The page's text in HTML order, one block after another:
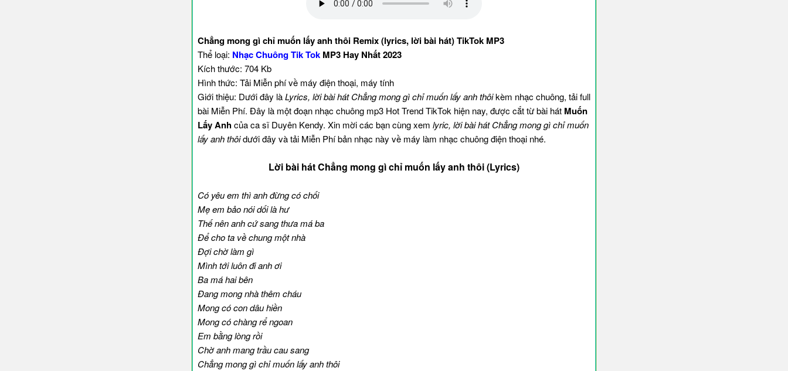
Chẳng mong gì chỉ muốn lấy anh thôi Remix (lyrics, lời bài hát) TikTok MP3
Thể loại: Nhạc Chuông Tik Tok MP3 Hay Nhất 2023
Kích thước: 704 Kb
Hình thức: Tải Miễn phí về máy điện thoại, máy tính
Giới thiệu: Dưới đây làLyrics, lời bài hát Chẳng mong gì chỉ muốn lấy anh thôikèm nhạc chuông, tải full
bài Miễn Phí. Đây là một đoạn nhạc chuông mp3 Hot Trend TikTok hiện nay, được cắt từ bài hát Muốn
Lấy Anhcủa ca sĩ Duyên Kendy. Xin mời các bạn cùng xem lyric, lời bài hát Chẳng mong gì chỉ muốn
lấy anh thôidưới đây và tải Miễn Phí bản nhạc này về máy làm nhạc chuông điện thoại nhé.
Lời bài hát Chẳng mong gì chỉ muốn lấy anh thôi (Lyrics)
Có yêu em thì anh đừng có chối
Mẹ em bảo nói dối là hư
Thế nên anh cứ sang thưa má ba
Để cho ta về chung một nhà
Đợi chờ làm gì
Mình tới luôn đi anh ơi
Ba má hai bên
Đang mong nhà thêm cháu
Mong có con dâu hiền
Mong có chàng rể ngoan
Em bằng lòng rồi
Chờ anh mang trầu cau sang
Chẳng mong gì chỉ muốn lấy anh thôi